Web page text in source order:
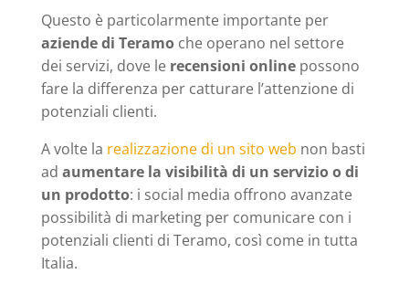
Questo è particolarmente importante per
aziende di Teramoche operano nel settore
dei servizi, dove le recensioni onlinepossono
fare la differenza per catturare l’attenzione di
potenziali clienti.
A volte la realizzazione di un sito web non basti
ad aumentare la visibilità di un servizio o di
un prodotto: i social media offrono avanzate
possibilità di marketing per comunicare con i
potenziali clienti di Teramo, così come in tutta
Italia.